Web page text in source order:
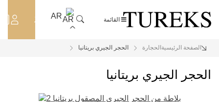
القائمة AR
OUTLET
الصفحة الرئيسيةالحجارة الحجر الجيري بريتانيا
الحجر الجيري بريتانيا